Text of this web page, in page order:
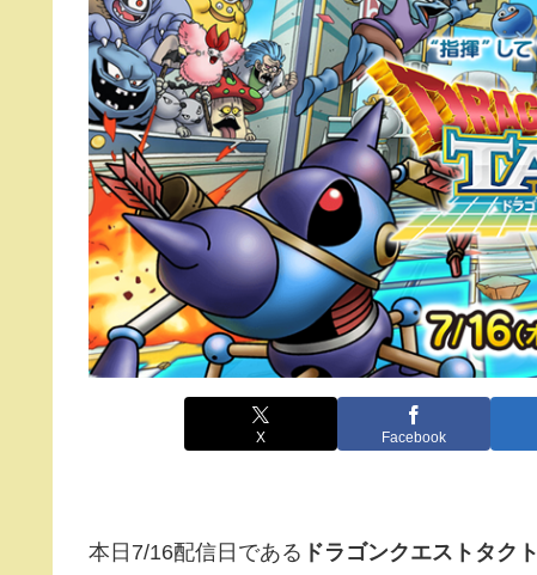
X Facebook
本日7/16配信日である ドラゴンクエストタクト